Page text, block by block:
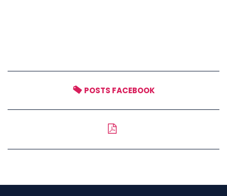
POSTS FACEBOOK